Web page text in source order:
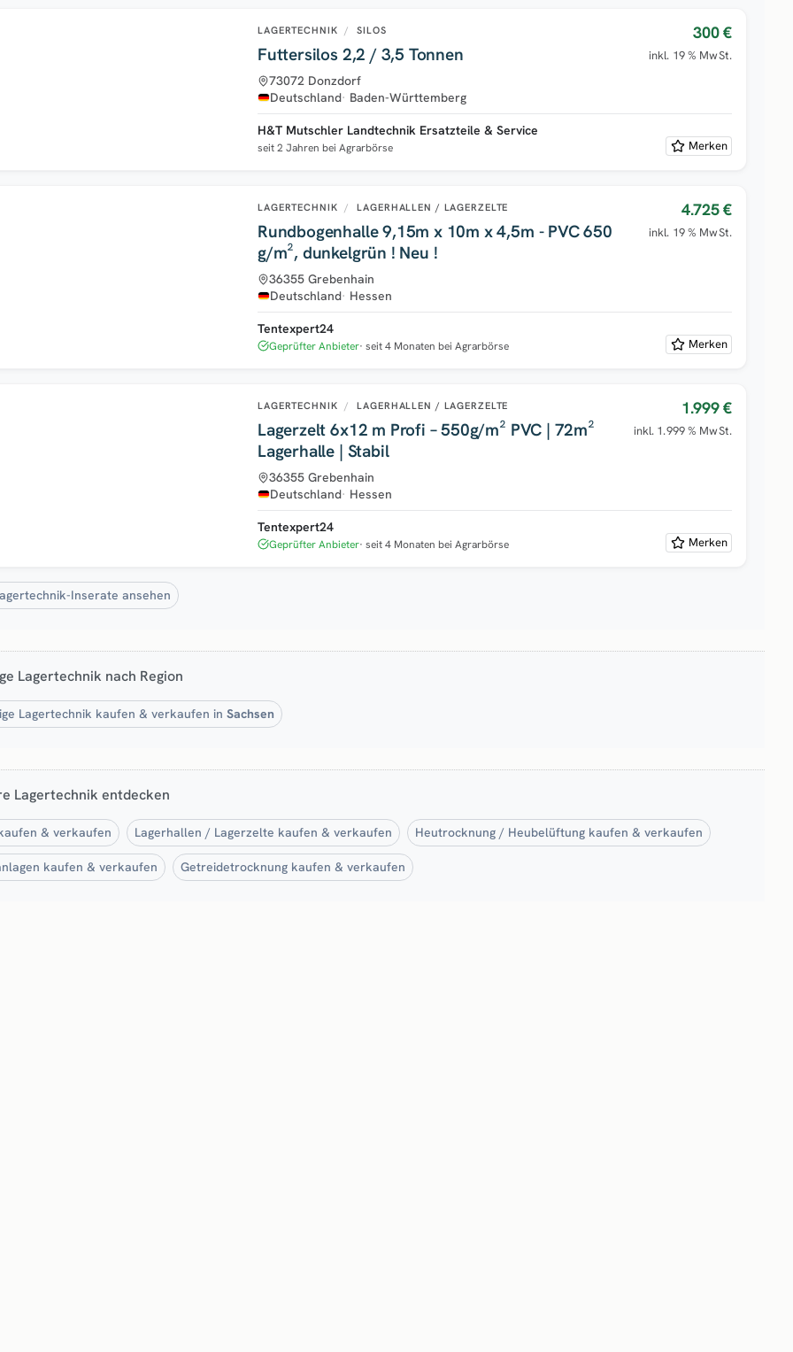
LAGERTECHNIK / SILOS
Futtersilos 2,2 / 3,5 Tonnen
300 €
inkl. 19 % MwSt.
73072 Donzdorf
Deutschland Baden-Württemberg
H&T Mutschler Landtechnik Ersatzteile & Service
seit 2 Jahren bei Agrarbörse Merken
LAGERTECHNIK / LAGERHALLEN / LAGERZELTE
Rundbogenhalle 9,15m x 10m x 4,5m - PVC 650
g/m², dunkelgrün ! Neu !
4.725 €
inkl. 19 % MwSt.
36355 Grebenhain
Deutschland Hessen
Tentexpert24
Geprüfter Anbieter seit 4 Monaten bei Agrarbörse Merken
LAGERTECHNIK / LAGERHALLEN / LAGERZELTE
Lagerzelt 6x12 m Profi – 550g/m² PVC | 72m²
Lagerhalle | Stabil
1.999 €
inkl. 1.999 % MwSt.
36355 Grebenhain
Deutschland Hessen
Tentexpert24
Geprüfter Anbieter seit 4 Monaten bei Agrarbörse Merken
Inserate ansehen
Lagertechnik nach Region
Lagertechnik kaufen & verkaufen in Sachsen
Lagertechnik entdecken
& verkaufen Lagerhallen / Lagerzelte kaufen & verkaufen Heutrocknung / Heubelüftung kaufen & verkaufen
kaufen & verkaufen Getreidetrocknung kaufen & verkaufen